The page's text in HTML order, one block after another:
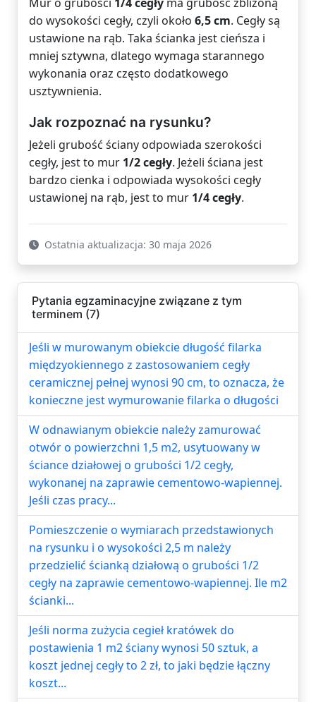
do wysokości cegły, czyli około 6,5 cm. Cegły są
ustawione na rąb. Taka ścianka jest cieńsza i
mniej sztywna, dlatego wymaga starannego
wykonania oraz często dodatkowego
usztywnienia.
Jak rozpoznać na rysunku?
Jeżeli grubość ściany odpowiada szerokości
cegły, jest to mur 1/2 cegły. Jeżeli ściana jest
bardzo cienka i odpowiada wysokości cegły
ustawionej na rąb, jest to mur 1/4 cegły.
Ostatnia aktualizacja: 30 maja 2026
Pytania egzaminacyjne związane z tym
terminem (7)
Jeśli w murowanym obiekcie długość filarka
międzyokiennego z zastosowaniem cegły
ceramicznej pełnej wynosi 90 cm, to oznacza, że
konieczne jest wymurowanie filarka o długości
W odnawianym obiekcie należy zamurować
otwór o powierzchni 1,5 m2, usytuowany w
ściance działowej o grubości 1/2 cegły,
wykonanej na zaprawie cementowo-wapiennej.
Jeśli czas pracy...
Pomieszczenie o wymiarach przedstawionych
na rysunku i o wysokości 2,5 m należy
przedzielić ścianką działową o grubości 1/2
cegły na zaprawie cementowo-wapiennej. Ile m2
ścianki...
Jeśli norma zużycia cegieł kratówek do
postawienia 1 m2 ściany wynosi 50 sztuk, a
koszt jednej cegły to 2 zł, to jaki będzie łączny
koszt...